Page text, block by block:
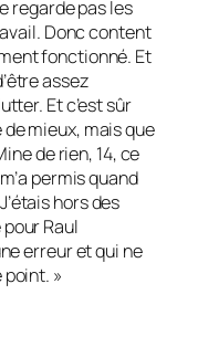
regarde pas les
Donc content
fonctionné. Et
assez
Et c’est sûr
mieux, mais que
de rien, 14, ce
permis quand
hors des
Raul
erreur et qui ne
point. »